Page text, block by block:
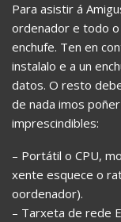
Para asistir á
ordenador e todo
enchufe. Ten en
instalalo e a un
datos. O resto
de nada imos
imprescindibles:
– Portátil o CPU,
xente esquece o
oordenador).
– Tarxeta de rede